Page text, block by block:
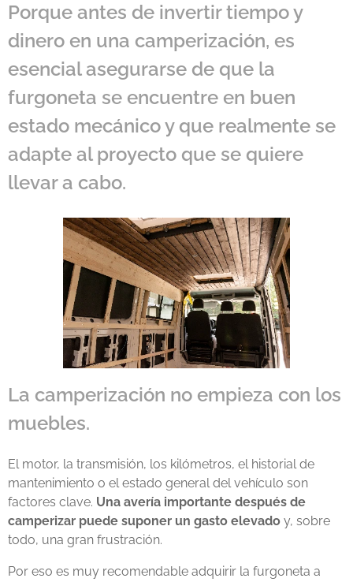
Porque antes de invertir tiempo y
dinero en una camperización, es
esencial asegurarse de que la
furgoneta se encuentre en buen
estado mecánico y que realmente se
adapte al proyecto que se quiere
llevar a cabo.
La camperización no empieza con los
muebles.
El motor, la transmisión, los kilómetros, el historial de
mantenimiento o el estado general del vehículo son
factores clave. Una avería importante después de
camperizar puede suponer un gasto elevado y, sobre
todo, una gran frustración.
Por eso es muy recomendable adquirir la furgoneta a